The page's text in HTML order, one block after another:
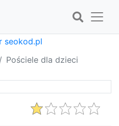
Pościele dla dzieci